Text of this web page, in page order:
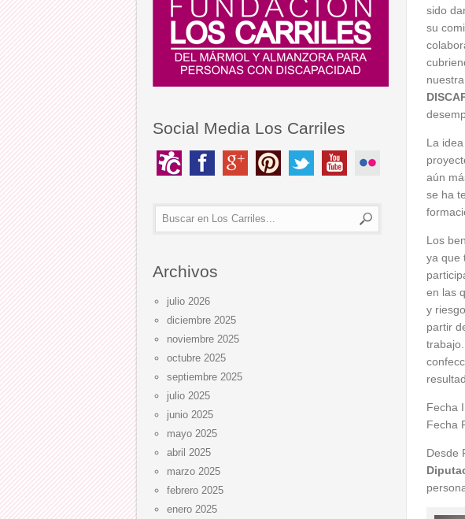
sido
su
La
aún
se ha
Los
ya que
en las
y
partir
Fecha
Fecha
Desde
Social Media Los Carriles
Archivos
julio 2026
diciembre 2025
noviembre 2025
octubre 2025
septiembre 2025
julio 2025
junio 2025
mayo 2025
abril 2025
marzo 2025
febrero 2025
enero 2025